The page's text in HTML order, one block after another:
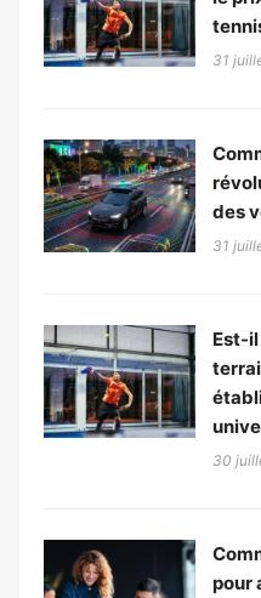
31
des
31
Est-
30
pour